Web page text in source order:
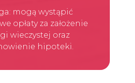
mogą wystąpić
opłaty za założenie
wieczystej oraz
hipoteki.